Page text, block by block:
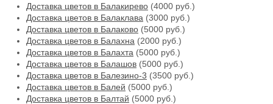
Доставка цветов в Балакирево (4000 руб.)
Доставка цветов в Балаклава (3000 руб.)
Доставка цветов в Балаково (5000 руб.)
Доставка цветов в Балахна (2000 руб.)
Доставка цветов в Балахта (5000 руб.)
Доставка цветов в Балашов (5000 руб.)
Доставка цветов в Балезино-3 (3500 руб.)
Доставка цветов в Балей (5000 руб.)
Доставка цветов в Балтай (5000 руб.)